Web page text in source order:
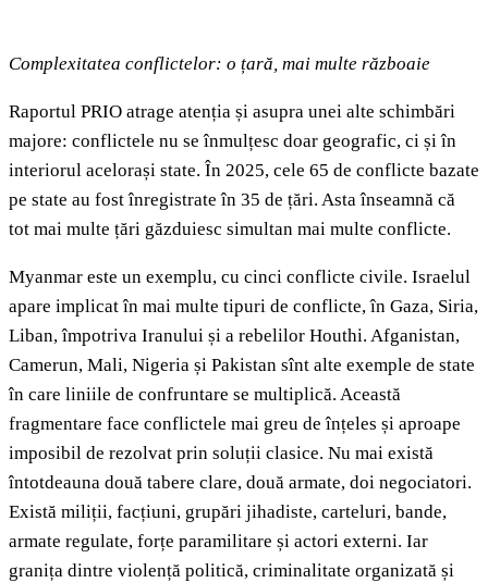
Complexitatea conflictelor: o țară, mai multe războaie
Raportul PRIO atrage atenția și asupra unei alte schimbări
majore: conflictele nu se înmulțesc doar geografic, ci și în
interiorul acelorași state. În 2025, cele 65 de conflicte bazate
pe state au fost înregistrate în 35 de țări. Asta înseamnă că
tot mai multe țări găzduiesc simultan mai multe conflicte.
Myanmar este un exemplu, cu cinci conflicte civile. Israelul
apare implicat în mai multe tipuri de conflicte, în Gaza, Siria,
Liban, împotriva Iranului și a rebelilor Houthi. Afganistan,
Camerun, Mali, Nigeria și Pakistan sînt alte exemple de state
în care liniile de confruntare se multiplică. Această
fragmentare face conflictele mai greu de înțeles și aproape
imposibil de rezolvat prin soluții clasice. Nu mai există
întotdeauna două tabere clare, două armate, doi negociatori.
Există miliții, facțiuni, grupări jihadiste, carteluri, bande,
armate regulate, forțe paramilitare și actori externi. Iar
granița dintre violență politică, criminalitate organizată și